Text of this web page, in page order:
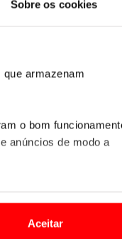
Sobre os cookies
armazenam
o bom
anúncios de modo a
Aceitar
IUC.